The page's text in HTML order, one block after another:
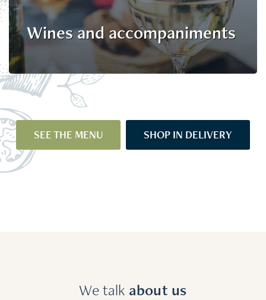
Wines and accompaniments
SEE THE MENU SHOP IN DELIVERY
We talk about us